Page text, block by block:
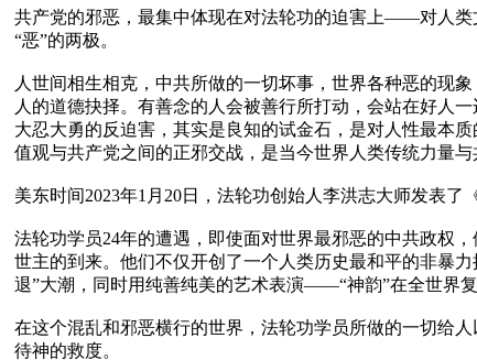
共产党的邪恶，最集中体现在对法轮功的迫害上——对人类
“恶”的两极。
人世间相生相克，中共所做的一切坏事，世界各种恶的现
人的道德抉择。有善念的人会被善行所打动，会站在好人
大忍大勇的反迫害，其实是良知的试金石，是对人性最本
值观与共产党之间的正邪交战，是当今世界人类传统力量
美东时间2023年1月20日，法轮功创始人李洪志大师发表
法轮功学员24年的遭遇，即使面对世界最邪恶的中共政权
世主的到来。他们不仅开创了一个人类历史最和平的非
退”大潮，同时用纯善纯美的艺术表演——“神韵”在全世界复
在这个混乱和邪恶横行的世界，法轮功学员所做的一切给
待神的救度。